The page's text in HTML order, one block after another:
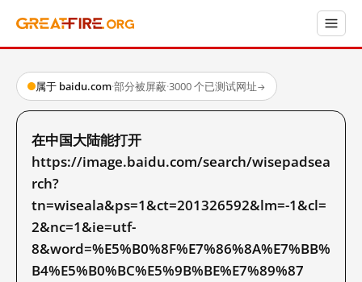
属于 baidu.com·部分被屏蔽·3000 个已测试网址→
在中国大陆能打开
https://image.baidu.com/search/wisepadsea
rch?
tn=wiseala&ps=1&ct=201326592&lm=-1&cl=
2&nc=1&ie=utf-
8&word=%E5%B0%8F%E7%86%8A%E7%BB%
B4%E5%B0%BC%E5%9B%BE%E7%89%87